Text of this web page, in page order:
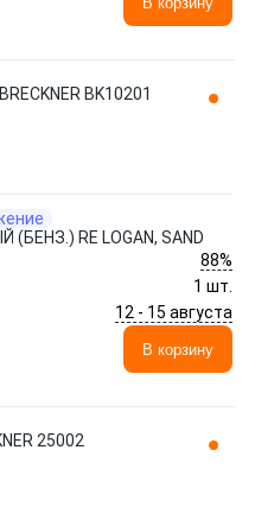
BK10201
RE LOGAN, SAND
88%
1 шт.
12 - 15 августа
В корзину
25002